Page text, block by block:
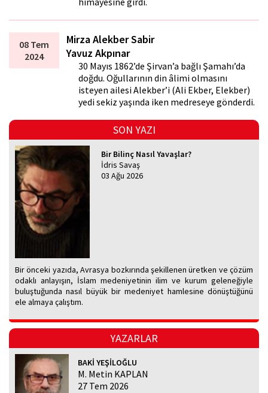
08 Tem
2024
Mirza Alekber Sabir
Yavuz Akpınar
30 Mayıs 1862’de Şirvan’a bağlı Şamahı’da
doğdu. Oğullarının din âlimi olmasını
isteyen ailesi Alekber’i (Ali Ekber, Elekber)
yedi sekiz yaşında iken medreseye gönderdi.
SON YAZI
Bir Bilinç Nasıl Yavaşlar?
İdris Savaş
03 Ağu 2026
Bir önceki yazıda, Avrasya bozkırında şekillenen üretken ve çözüm
odaklı anlayışın, İslam medeniyetinin ilim ve kurum geleneğiyle
buluştuğunda nasıl büyük bir medeniyet hamlesine dönüştüğünü
ele almaya çalıştım.
YAZARLAR
BAKİ YEŞİLOĞLU
M. Metin KAPLAN
27 Tem 2026